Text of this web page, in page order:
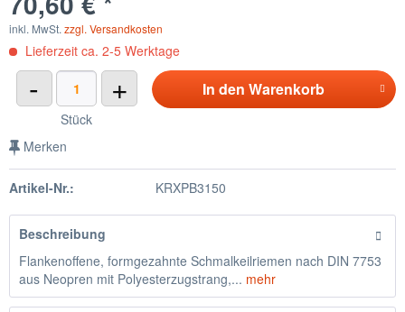
inkl. MwSt. zzgl. Versandkosten
Lieferzeit ca. 2-5 Werktage
- +
Stück
In den Warenkorb
Merken
Artikel-Nr.: KRXPB3150
Beschreibung
Flankenoffene, formgezahnte Schmalkeilriemen nach DIN 7753
aus Neopren mit Polyesterzugstrang,... mehr